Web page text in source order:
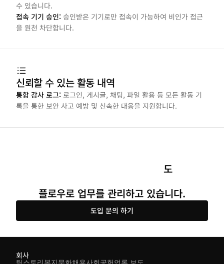
수 있습니다.
접속 기기 승인: 승인받은 기기로만 접속이 가능하여 비인가 접근
을 원천 차단합니다.
신뢰할 수 있는 활동 내역
통합 감사 로그: 로그인, 게시글, 채팅, 파일 활용 등 모든 활동 기
록을 통한 보안 사고 예방 및 신속한 대응을 지원합니다.
도
플로우로 업무를 관리하고 있습니다.
도입 문의 하기
회사
팀스토리복지문화채용사회공헌언론 보도